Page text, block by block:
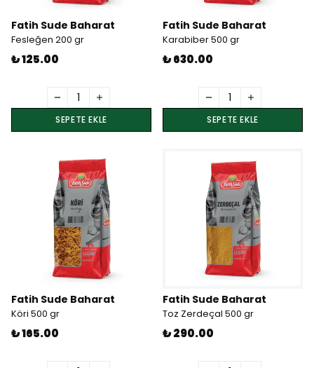
Fatih Sude Baharat
Fesleğen 200 gr
₺ 125.00
SEPETE EKLE
Fatih Sude Baharat
Karabiber 500 gr
₺ 630.00
SEPETE EKLE
Fatih Sude Baharat
Köri 500 gr
₺ 165.00
Fatih Sude Baharat
Toz Zerdeçal 500 gr
₺ 290.00